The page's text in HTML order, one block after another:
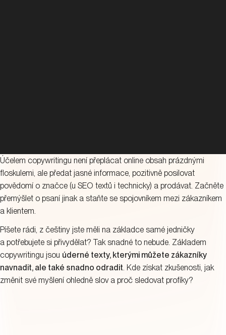
Účelem copywritingu není přeplácat online obsah prázdnými
floskulemi, ale předat jasné informace, pozitivně posilovat
povědomí o značce (u SEO textů i technicky) a prodávat. Začněte
přemýšlet o psaní jinak a staňte se spojovníkem mezi zákazníkem
a klientem.
Píšete rádi, z češtiny jste měli na základce samé jedničky
a potřebujete si přivydělat? Tak snadné to nebude. Základem
copywritingu jsou úderné texty, kterými můžete zákazníky
navnadit, ale také snadno odradit. Kde získat zkušenosti, jak
změnit své myšlení ohledně slov a proč sledovat profíky?